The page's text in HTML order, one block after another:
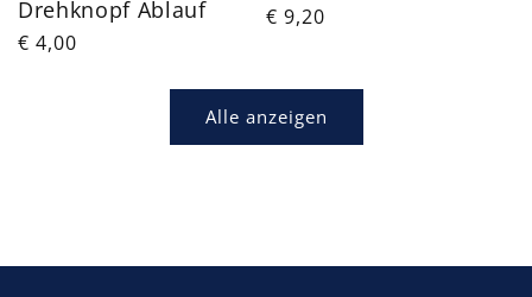
Drehknopf Ablauf
Normaler
€ 4,00
Normaler
€ 9,20
Alle anzeigen